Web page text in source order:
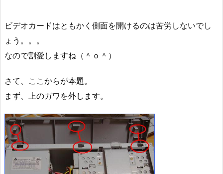
ビデオカードはともかく側面を開けるのは苦労しないでし
ょう。。。
なので割愛しますね（＾ｏ＾）
さて、ここからが本題。
まず、上のガワを外します。